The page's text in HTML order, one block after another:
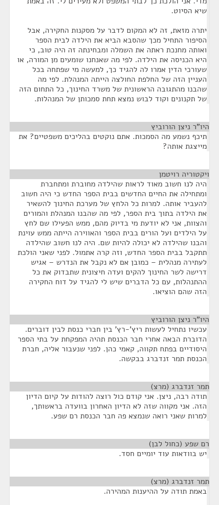
שיא הסיוט.
יתרה מזאת, זה לא המקום לדבר על מסקנות החקירה, אבל
הסיפור התחיל מכך שהסבא הביא את הילדה לבית הספר
ואותה מחנכת ראתה את השמלה ומבחינתה זה היה טוב, כי
היא הכניסה את הילדה. לפי מה שאנחנו שומעים מן המורה, או
שעורכי הדין אמרו לה להגיד כך, למעשה מי שפתחה בכל
העניין הזה של החלפת החולצה הייתה המנהלת. לפי מה
שהבנו מהתגובה הראשונית של משרד החינוך, כל התחום הזה
של תקנונים וקוד לבוש נמצא תחת סמכותן של המנהלות.
היו"ר ניצן הורוביץ
תיכף נשמע מה הסמכות. אתם נוקטים בהליכים משפטיים? את
מייצגת אותה?
ויקטוריה רויטמן
היה לנו חשוב מאוד לראות שהילדה מחוברת ומתחברת
ומתחילה את החיים החדשים בבית הספר החדש כי היה חשוב
להעביר אותה. למרות כל הלחץ של מערכת החינוך להשאיר
את הילדה בתוך בית הספר, לפי מה שהבנו המנהלת והמורים
והצוות, אני לא יודעת מי בדיוק מהם, ממש הפעילו שם לחץ
על הילדים ועל הורים בבית הספר והאווירה הייתה ממש עוינת
והבנו שהילדה לא יכולה להיות שם. היה לנו חשוב שהילדה
תתקבל בבית הספר החדש, וזה קרה אתמול. לפני שאני הולכת
לעתירה מנהלית – כמובן אם לא נקבל את הנדרש – אגיש
דרישה לשר החינוך להקים ועדה חיצונית שתבדוק את כל
ההתנהלות, עם כל הדברים שיש לי להגיד על דוח החקירה
הזה שהם הוציאו.
היו"ר ניצן הורוביץ
עכשיו נתחיל לעשות ריץ'-רץ' בין חברי כנסת לבין דוברים.
הדוברת הבאה אחרי חבר הכנסת תהיה המפקחת על בתי הספר
היסודיים בפתח תקווה, קאמי כהן. לפני שנעבור אליה, חברת
הכנסת תמר זנדברג בבקשה.
תמר זנדברג (מרצ)
תודה רבה, ניצן. אני קודם כול רוצה להודות על קיום הדיון
הזה. אני מקווה שזה לא הדיון האחרון בוועדה בראשותך,
למרות שאני רואה שנמצא פה חבר הכנסת רם שפע.
רם שפע (כחול לבן)
יש בוודאות עוד יומיים חסד.
תמר זנדברג (מרצ)
באמת תודה על ההיענות המהירה.